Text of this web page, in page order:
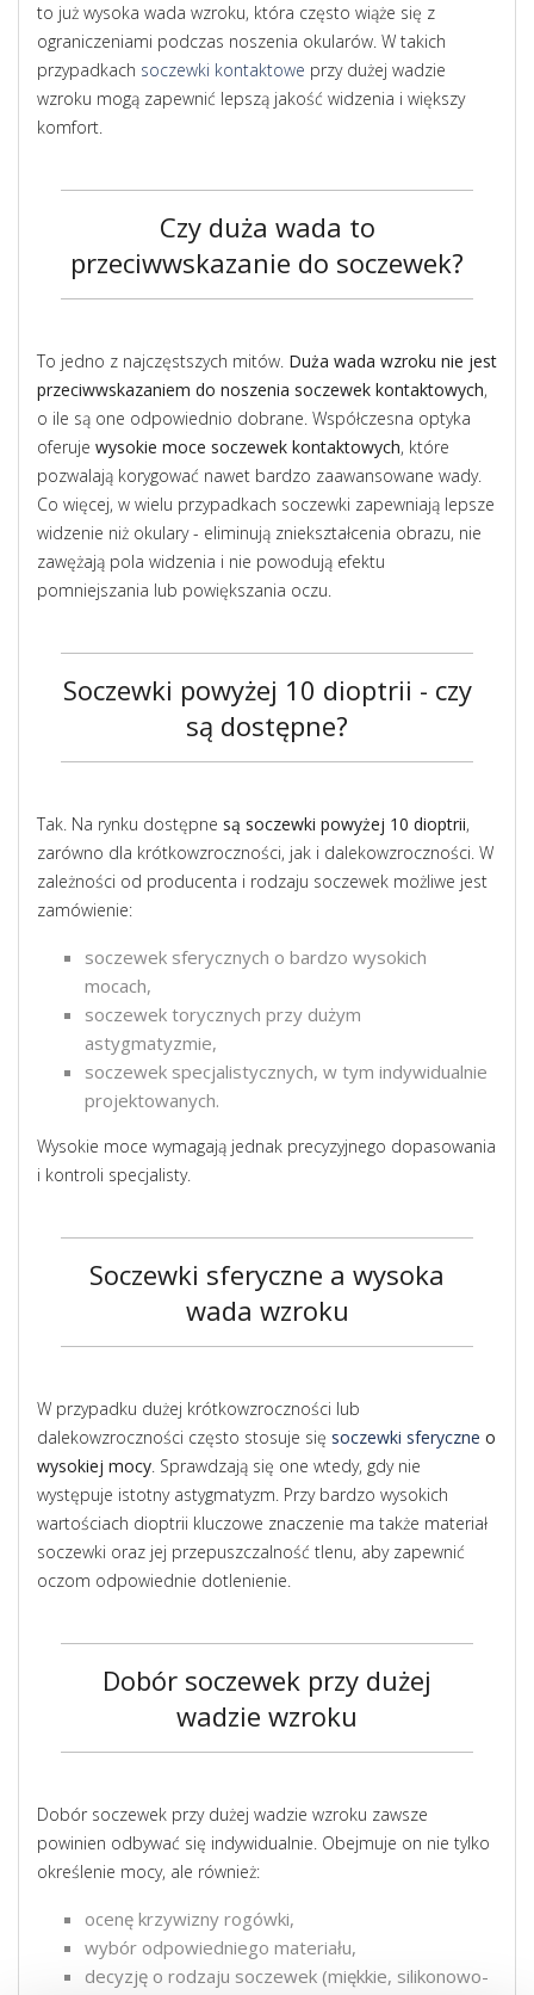
to już wysoka wada wzroku, która często wiąże się z
ograniczeniami podczas noszenia okularów. W takich
przypadkach soczewki kontaktowe przy dużej wadzie
wzroku mogą zapewnić lepszą jakość widzenia i większy
komfort.
Czy duża wada to
przeciwwskazanie do soczewek?
To jedno z najczęstszych mitów. Duża wada wzroku nie jest
przeciwwskazaniem do noszenia soczewek kontaktowych,
o ile są one odpowiednio dobrane. Współczesna optyka
oferuje wysokie moce soczewek kontaktowych, które
pozwalają korygować nawet bardzo zaawansowane wady.
Co więcej, w wielu przypadkach soczewki zapewniają lepsze
widzenie niż okulary - eliminują zniekształcenia obrazu, nie
zawężają pola widzenia i nie powodują efektu
pomniejszania lub powiększania oczu.
Soczewki powyżej 10 dioptrii - czy
są dostępne?
Tak. Na rynku dostępne są soczewki powyżej 10 dioptrii,
zarówno dla krótkowzroczności, jak i dalekowzroczności. W
zależności od producenta i rodzaju soczewek możliwe jest
zamówienie:
soczewek sferycznych o bardzo wysokich
mocach,
soczewek torycznych przy dużym
astygmatyzmie,
soczewek specjalistycznych, w tym indywidualnie
projektowanych.
Wysokie moce wymagają jednak precyzyjnego dopasowania
i kontroli specjalisty.
Soczewki sferyczne a wysoka
wada wzroku
W przypadku dużej krótkowzroczności lub
dalekowzroczności często stosuje się soczewki sferyczne o
wysokiej mocy. Sprawdzają się one wtedy, gdy nie
występuje istotny astygmatyzm. Przy bardzo wysokich
wartościach dioptrii kluczowe znaczenie ma także materiał
soczewki oraz jej przepuszczalność tlenu, aby zapewnić
oczom odpowiednie dotlenienie.
Dobór soczewek przy dużej
wadzie wzroku
Dobór soczewek przy dużej wadzie wzroku zawsze
powinien odbywać się indywidualnie. Obejmuje on nie tylko
określenie mocy, ale również:
ocenę krzywizny rogówki,
wybór odpowiedniego materiału,
decyzję o rodzaju soczewek (miękkie, silikonowo-